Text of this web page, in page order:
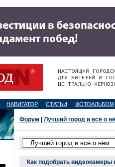
НАВИГАТОР СТАТЬИ ФОТОАЛЬБОМ
Форум Лучший город и всё о
Как подобрать